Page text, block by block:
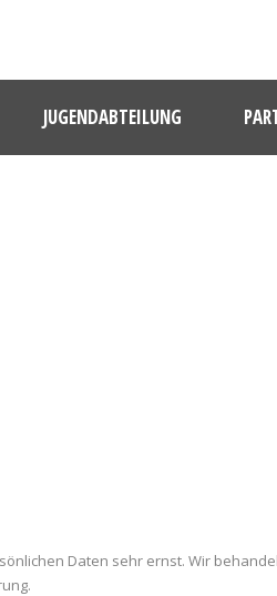
JUGENDABTEILUNG
Daten sehr ernst. Wir